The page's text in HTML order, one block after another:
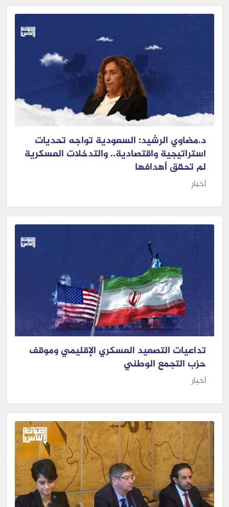
د.مضاوي الرشيد: السعودية تواجه تحديات
استراتيجية واقتصادية.. والتدخلات العسكرية
لم تحقق أهدافها
أخبار
تداعيات التصعيد العسكري الإقليمي وموقف
حزب التجمع الوطني
أخبار